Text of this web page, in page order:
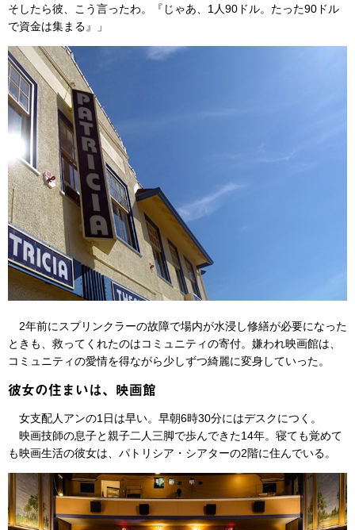
そしたら彼、こう言ったわ。『じゃあ、1人90ドル。たった90ドル
で資金は集まる』」
2年前にスプリンクラーの故障で場内が水浸し修繕が必要になった
ときも、救ってくれたのはコミュニティの寄付。嫌われ映画館は、
コミュニティの愛情を得ながら少しずつ綺麗に変身していった。
彼女の住まいは、映画館
女支配人アンの1日は早い。早朝6時30分にはデスクにつく。
映画技師の息子と親子二人三脚で歩んできた14年。寝ても覚めて
も映画生活の彼女は、パトリシア・シアターの2階に住んでいる。